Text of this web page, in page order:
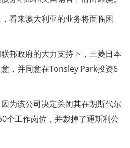
看来澳大利亚的业务将面临困
邦政府的大力支持下，三菱日本
，并同意在Tonsley Park投资6
为该公司决定关闭其在朗斯代尔
个工作岗位，并裁掉了通斯利公